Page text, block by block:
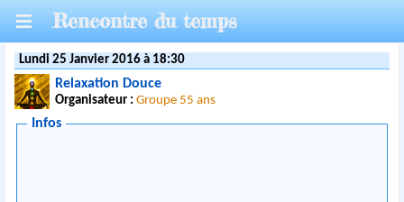
Rencontre du temps
Lundi 25 Janvier 2016 à 18:30
Relaxation Douce
Organisateur :Groupe 55 ans
Infos